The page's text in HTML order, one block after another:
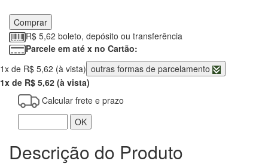
Comprar
R$ 5,62 boleto, depósito ou transferência
Parcele em até x no Cartão:
1x de R$ 5,62 (à vista) outras formas de parcelamento
1x de R$ 5,62 (à vista)
Calcular frete e prazo
OK
Descrição do Produto